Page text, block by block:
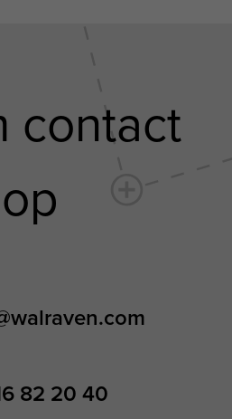
contact
op
82 20 40